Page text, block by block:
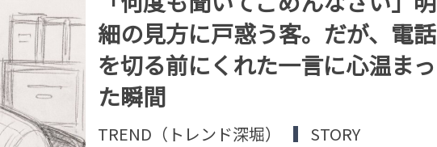
細の見方に戸惑う客。だが、電話
を切る前にくれた一言に心温まっ
た瞬間
TREND（トレンド深堀） STORY